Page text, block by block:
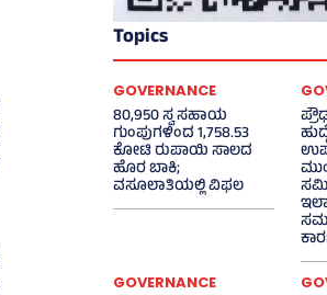
Topics
GOVERNANCE
80,950 ಸ್ವ ಸಹಾಯ
ಗುಂಪುಗಳಿಂದ 1,758.53
ಕೋಟಿ ರುಪಾಯಿ ಸಾಲದ
ಹೊರ ಬಾಕಿ;
ವಸೂಲಾತಿಯಲ್ಲಿ ವಿಫಲ
GOVERNANCE